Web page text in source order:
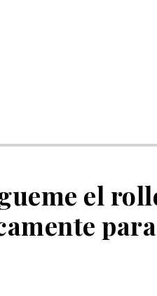
el
para